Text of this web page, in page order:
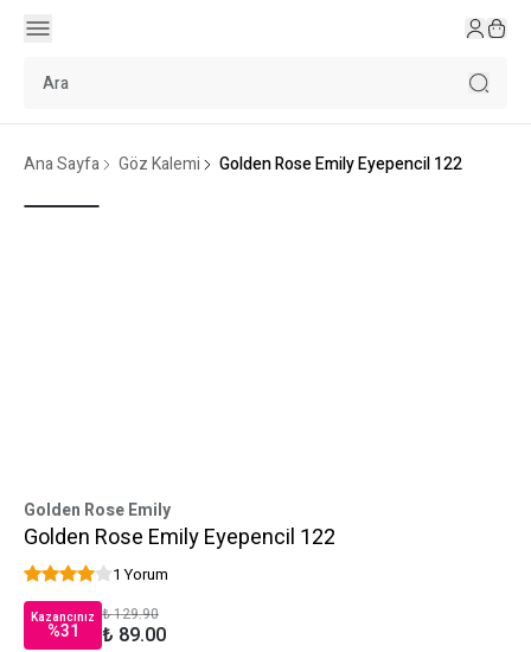
Ana Sayfa Göz Kalemi Golden Rose Emily Eyepencil 122
Golden Rose Emily
Golden Rose Emily Eyepencil 122
1 Yorum
Kazancınız
%31
₺ 129.90
₺ 89.00